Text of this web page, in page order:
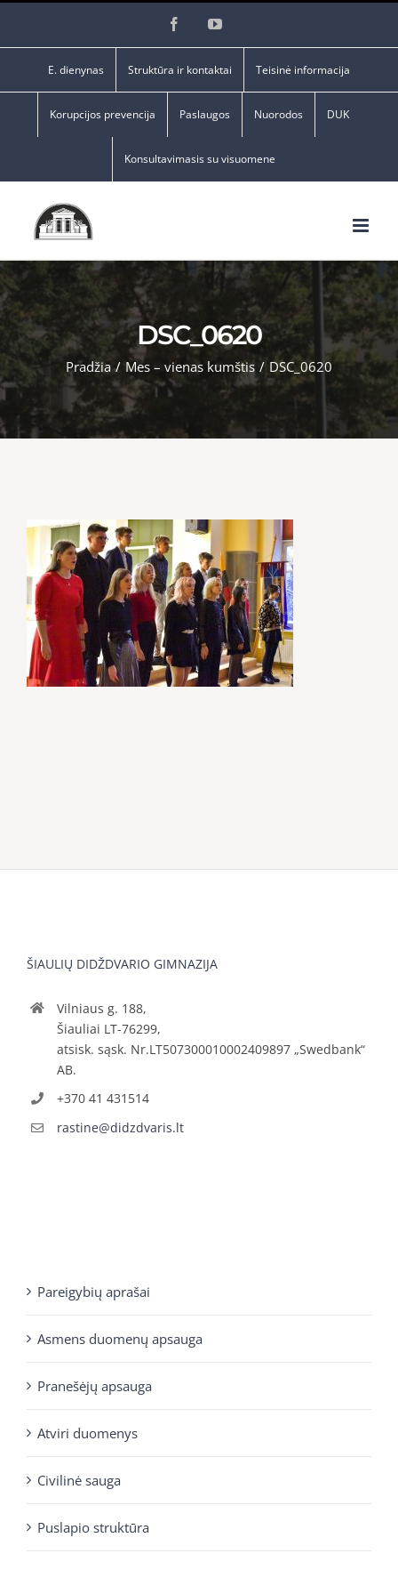
FacebookYouTube
E. dienynas Struktūra ir kontaktai Teisinė informacija
Korupcijos prevencija Paslaugos Nuorodos DUK
Konsultavimasis su visuomene
DSC_0620
Pradžia / Mes – vienas kumštis / DSC_0620
ŠIAULIŲ DIDŽDVARIO GIMNAZIJA
Vilniaus g. 188,
Šiauliai LT-76299,
atsisk. sąsk. Nr.LT507300010002409897 „Swedbank“
AB.
+370 41 431514
rastine@didzdvaris.lt
Pareigybių aprašai
Asmens duomenų apsauga
Pranešėjų apsauga
Atviri duomenys
Civilinė sauga
Puslapio struktūra